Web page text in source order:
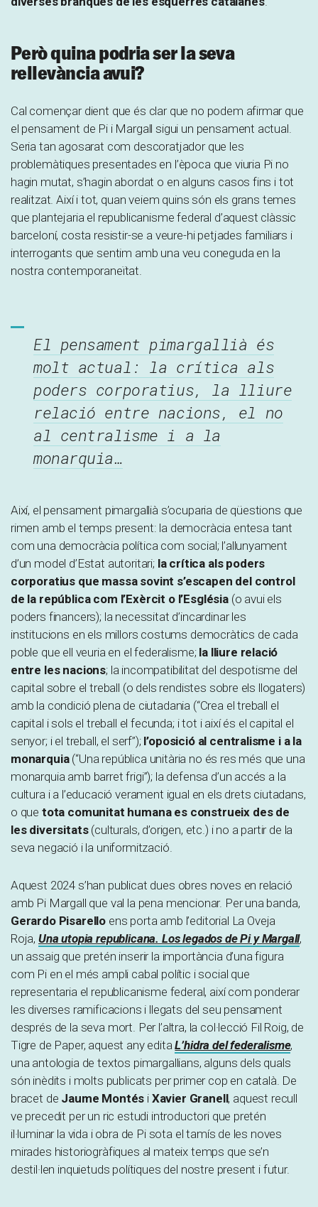
Però quina podria ser la seva
rellevància avui?
Cal començar dient que és clar que no podem afirmar que
el pensament de Pi i Margall sigui un pensament actual.
Seria tan agosarat com descoratjador que les
problemàtiques presentades en l’època que viuria Pi no
hagin mutat, s’hagin abordat o en alguns casos fins i tot
realitzat. Així i tot, quan veiem quins són els grans temes
que plantejaria el republicanisme federal d’aquest clàssic
barceloní, costa resistir-se a veure-hi petjades familiars i
interrogants que sentim amb una veu coneguda en la
nostra contemporaneïtat.
El pensament pimargallià és
molt actual: la crítica als
poders corporatius, la lliure
relació entre nacions, el no
al centralisme i a la
monarquia…
Així, el pensament pimargallià s’ocuparia de qüestions que
rimen amb el temps present: la democràcia entesa tant
com una democràcia política com social; l’allunyament
d’un model d’Estat autoritari; la crítica als poders
corporatius que massa sovint s’escapen del control
de la república com l’Exèrcit o l’Església(o avui els
poders financers); la necessitat d’incardinar les
institucions en els millors costums democràtics de cada
poble que ell veuria en el federalisme; la lliure relació
entre les nacions; la incompatibilitat del despotisme del
capital sobre el treball (o dels rendistes sobre els llogaters)
amb la condició plena de ciutadania (“Crea el treball el
capital i sols el treball el fecunda; i tot i així és el capital el
senyor; i el treball, el serf”); l’oposició al centralisme i a la
monarquia(“Una república unitària no és res més que una
monarquia amb barret frigi”); la defensa d’un accés a la
cultura i a l’educació verament igual en els drets ciutadans,
o que tota comunitat humana es construeix des de
les diversitats (culturals, d’origen, etc.) i no a partir de la
seva negació i la uniformització.
Aquest 2024 s’han publicat dues obres noves en relació
amb Pi Margall que val la pena mencionar. Per una banda,
Gerardo Pisarello ens porta amb l’editorial La Oveja
Roja, Una utopia republicana. Los legados de Pi y Margall,
un assaig que pretén inserir la importància d’una figura
com Pi en el més ampli cabal polític i social que
representaria el republicanisme federal, així com ponderar
les diverses ramificacions i llegats del seu pensament
després de la seva mort. Per l’altra, la col·lecció Fil Roig, de
Tigre de Paper, aquest any editaL’hidra del federalisme,
una antologia de textos pimargallians, alguns dels quals
són inèdits i molts publicats per primer cop en català. De
bracet de Jaume Montés i Xavier Granell, aquest recull
ve precedit per un ric estudi introductori que pretén
il·luminar la vida i obra de Pi sota el tamís de les noves
mirades historiogràfiques al mateix temps que se’n
destil·len inquietuds polítiques del nostre present i futur.